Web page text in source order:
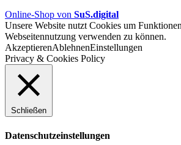
Online-Shop von SuS.digital
Unsere Website nutzt Cookies um
Webseitennutzung verwenden zu können.
AkzeptierenAblehnenEinstellungen
Privacy & Cookies Policy
Schließen
Datenschutzeinstellungen